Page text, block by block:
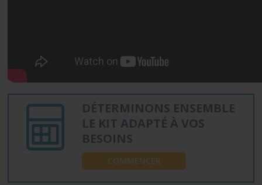
DÉTERMINONS ENSEMBLE
LE KIT ADAPTÉ À VOS
BESOINS
COMMENCER